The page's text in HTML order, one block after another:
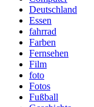
Deutschland
Essen
fahrrad
Farben
Fernsehen
Film
foto
Fotos
Fußball